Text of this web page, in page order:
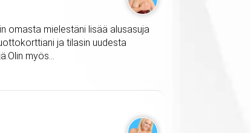
omasta mielestäni lisää alusasuja
ja tilasin uudesta
myös...